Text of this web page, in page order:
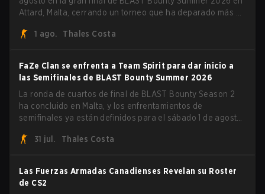
Attard, Malta, cerrando un torneo que ha deparado más de
1 ago.
Thales Costa
FaZe Clan se enfrenta a Team Spirit para dar inicio a
las Semifinales de BLAST Bounty Summer 2026
La ronda de cuartos de final de BLAST Bounty Season 2
ha concluido en Malta, y los enfrentamientos de
semifinales ya están definidos para el sábado 1 de agosto.
sobrevivientes que aún luchan por el trofeo, mientras que
31 jul. Thales Costa
Las Fuerzas Armadas Canadienses Revelan su Roster
de CS2